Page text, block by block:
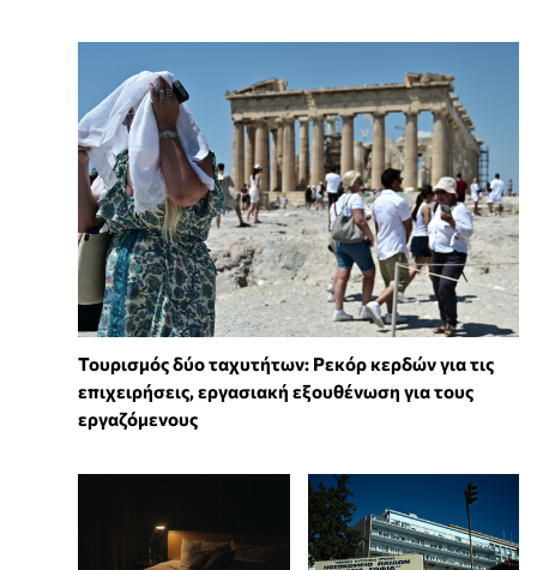
Τουρισμός δύο ταχυτήτων: Ρεκόρ κερδών για τις
επιχειρήσεις, εργασιακή εξουθένωση για τους
εργαζόμενους